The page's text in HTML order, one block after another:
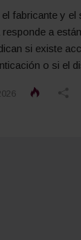
fabricante y el
a
si existe
o si el